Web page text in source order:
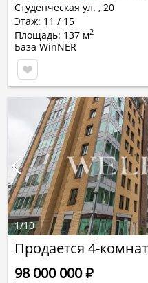
Студенческая ул. , 20
Этаж: 11 / 15
Площадь: 137 м2
База WinNER
Продается 4-
98 000 000Р
1/10